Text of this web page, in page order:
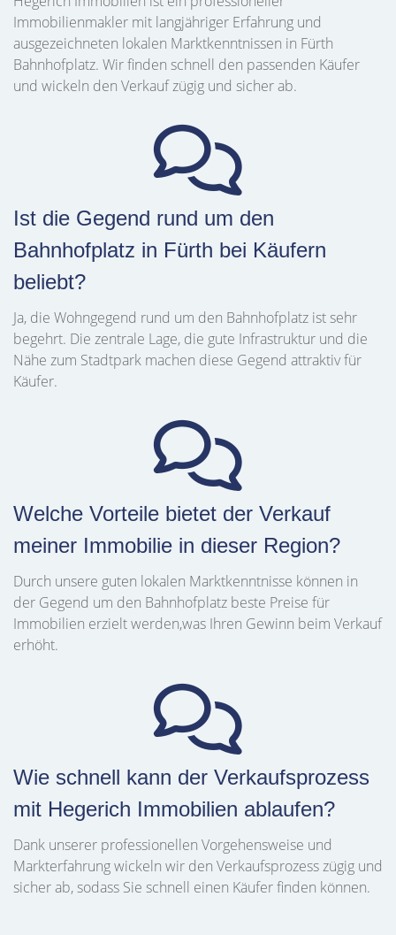
Immobilienmakler mit langjähriger Erfahrung und
ausgezeichneten lokalen Marktkenntnissen in Fürth
Bahnhofplatz. Wir finden schnell den passenden Käufer
und wickeln den Verkauf zügig und sicher ab.
Ist die Gegend rund um den
Bahnhofplatz in Fürth bei Käufern
beliebt?
Ja, die Wohngegend rund um den Bahnhofplatz ist sehr
begehrt. Die zentrale Lage, die gute Infrastruktur und die
Nähe zum Stadtpark machen diese Gegend attraktiv für
Käufer.
Welche Vorteile bietet der Verkauf
meiner Immobilie in dieser Region?
Durch unsere guten lokalen Marktkenntnisse können in
der Gegend um den Bahnhofplatz beste Preise für
Immobilien erzielt werden,was Ihren Gewinn beim Verkauf
erhöht.
Wie schnell kann der Verkaufsprozess
mit Hegerich Immobilien ablaufen?
Dank unserer professionellen Vorgehensweise und
Markterfahrung wickeln wir den Verkaufsprozess zügig und
sicher ab, sodass Sie schnell einen Käufer finden können.